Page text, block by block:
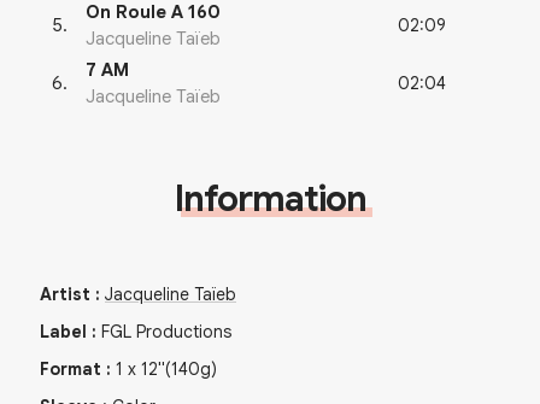
5.
On Roule A 160
Jacqueline Taïeb
02:09
6.
7 AM
Jacqueline Taïeb
02:04
Information
Artist : Jacqueline Taïeb
Label : FGL Productions
Format : 1 x 12"(140g)